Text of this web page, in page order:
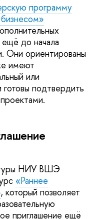
программу
до начала
Они ориентированы
имеют
или
подтвердить
НИУ ВШЭ
«Раннее
, который позволяет
приглашение ещё